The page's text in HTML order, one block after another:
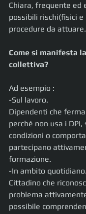
Chiara, frequente ed
possibili rischi(fisici e
procedure da attuare.
Come si manifesta
collettiva?
Ad esempio :
-Sul lavoro.
Dipendenti che
perché non usa i DPI,
condizioni o
partecipano
formazione.
-In ambito quotidiano.
Cittadino che
problema
possibile